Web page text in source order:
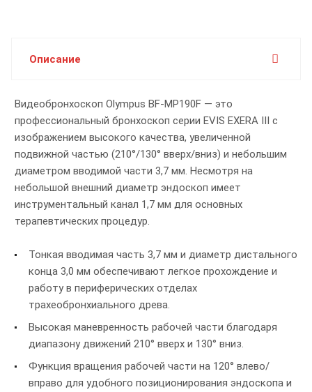
Описание
Видеобронхоскоп Olympus BF-MP190F — это
профессиональный бронхоскоп серии EVIS EXERA III с
изображением высокого качества, увеличенной
подвижной частью (210°/130° вверх/вниз) и небольшим
диаметром вводимой части 3,7 мм. Несмотря на
небольшой внешний диаметр эндоскоп имеет
инструментальный канал 1,7 мм для основных
терапевтических процедур.
Тонкая вводимая часть 3,7 мм и диаметр дистального
конца 3,0 мм обеспечивают легкое прохождение и
работу в периферических отделах
трахеобронхиального древа.
Высокая маневренность рабочей части благодаря
диапазону движений 210° вверх и 130° вниз.
Функция вращения рабочей части на 120° влево/
вправо для удобного позиционирования эндоскопа и